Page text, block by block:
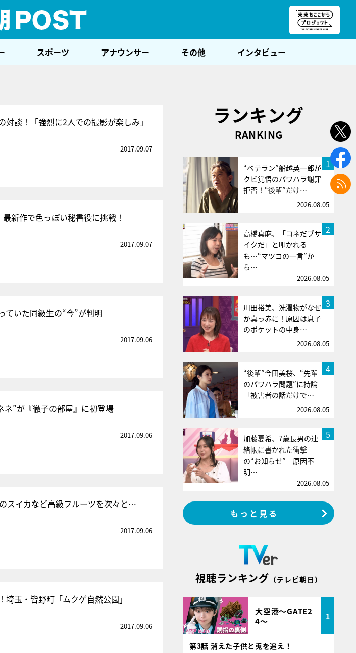
スポーツ アナウンサー その他 インタビュー
談！「強烈に2人での撮影が楽しみ」
2017.09.07
新作で色っぽい秘書役に挑戦！
2017.09.07
ていた同級生の“今”が判明
2017.09.06
”が『徹子の部屋』に初登場
2017.09.06
スイカなど高級フルーツを次々と…
2017.09.06
玉・皆野町「ムクゲ自然公園」
2017.09.06
ランキング
RANKING
1
“ベテラン”船越英一郎が
クビ覚悟のパワハラ謝罪
拒否！“後輩”だけ…
2026.08.05
2
高橋真麻、「コネだブサ
イクだ」と叩かれる
も…“マツコの一言”か
ら…
2026.08.05
3
川田裕美、洗濯物がなぜ
か真っ赤に！原因は息子
のポケットの中身…
2026.08.05
4
“後輩”今田美桜、“先輩
のパワハラ問題”に持論
「被害者の話だけで…
2026.08.05
5
加藤夏希、7歳長男の連
絡帳に書かれた衝撃
の“お知らせ” 原因不
明…
2026.08.05
もっと見る
視聴ランキング （テレビ朝日）
大空港～GATE2
4～
1
第3話 消えた子供と兎を追え！